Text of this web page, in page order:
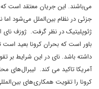
می‌باشند. این جریان معتقد است که
جزئی در نظام بین‌الملل می‌شود
ژئوپلیتیک در نظر گرفت. ژوزف
باور است که بحران کرونا بعید است
داشته باشد. نای در این شرایط بر
آمریکا تاکید می کند. لیبرال‌های
کرونا را تقویت همکاری‌های